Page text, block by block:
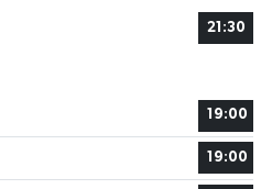
21:30
19:00
19:00